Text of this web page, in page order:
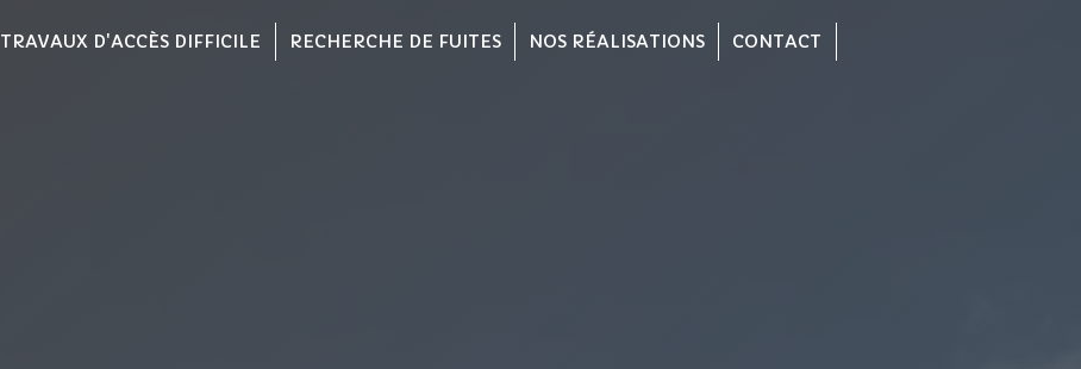
TRAVAUX D'ACCÈS DIFFICILE RECHERCHE DE FUITES NOS RÉALISATIONS CONTACT